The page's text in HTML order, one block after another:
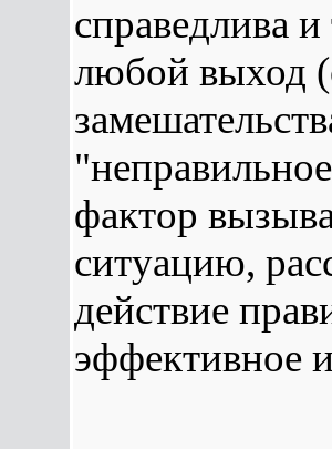
справедлива
любой выход
фактор
ситуацию,
действие
эффективное